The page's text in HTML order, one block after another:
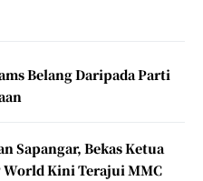
Belang Daripada Parti
Sapangar, Bekas Ketua
World Kini Terajui MMC